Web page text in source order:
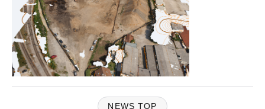
NEWS TOP